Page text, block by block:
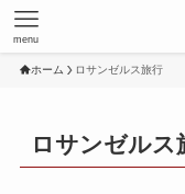
menu
ホーム ロサンゼルス旅行
ロサンゼルス